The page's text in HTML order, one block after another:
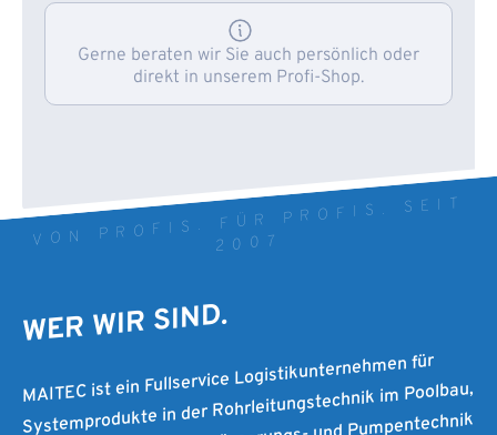
Gerne beraten wir Sie auch persönlich oder
direkt in unserem Profi-Shop.
VON PROFIS. FÜR PROFIS. SEIT
2007
WER WIR SIND.
MAITEC ist ein Fullservice Logistikunternehmen für
Systemprodukte in der Rohrleitungstechnik im Poolbau,